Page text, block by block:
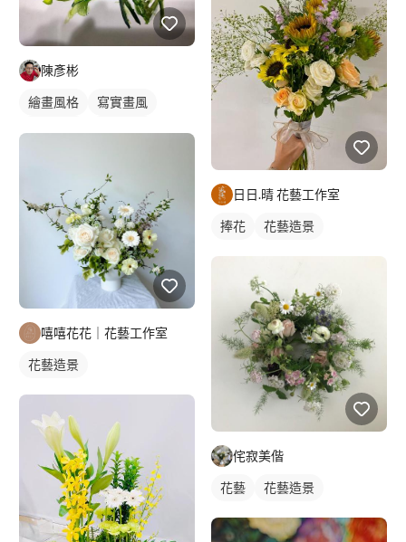
陳彥彬
繪畫風格
寫實畫風
手繪風格
靜物素描
嘻嘻花花｜花藝工作室
花藝造景
日日.晴 花藝工作室
捧花 花藝造景
侘寂美偕
花藝 花藝造景